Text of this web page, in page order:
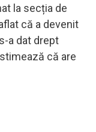
la secția de
că a devenit
a dat drept
că are